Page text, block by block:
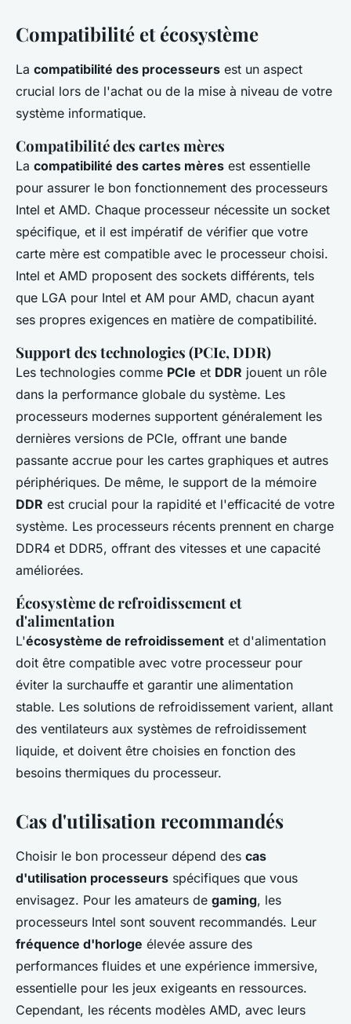
Compatibilité et écosystème
La compatibilité des processeurs est un aspect
crucial lors de l'achat ou de la mise à niveau de votre
système informatique.
Compatibilité des cartes mères
La compatibilité des cartes mères est essentielle
pour assurer le bon fonctionnement des processeurs
Intel et AMD. Chaque processeur nécessite un socket
spécifique, et il est impératif de vérifier que votre
carte mère est compatible avec le processeur choisi.
Intel et AMD proposent des sockets différents, tels
que LGA pour Intel et AM pour AMD, chacun ayant
ses propres exigences en matière de compatibilité.
Support des technologies (PCIe, DDR)
Les technologies comme PCIe et DDR jouent un rôle
dans la performance globale du système. Les
processeurs modernes supportent généralement les
dernières versions de PCIe, offrant une bande
passante accrue pour les cartes graphiques et autres
périphériques. De même, le support de la mémoire
DDR est crucial pour la rapidité et l'efficacité de votre
système. Les processeurs récents prennent en charge
DDR4 et DDR5, offrant des vitesses et une capacité
améliorées.
Écosystème de refroidissement et
d'alimentation
L'écosystème de refroidissement et d'alimentation
doit être compatible avec votre processeur pour
éviter la surchauffe et garantir une alimentation
stable. Les solutions de refroidissement varient, allant
des ventilateurs aux systèmes de refroidissement
liquide, et doivent être choisies en fonction des
besoins thermiques du processeur.
Cas d'utilisation recommandés
Choisir le bon processeur dépend des cas
d'utilisation processeurs spécifiques que vous
envisagez. Pour les amateurs de gaming, les
processeurs Intel sont souvent recommandés. Leur
fréquence d'horloge élevée assure des
performances fluides et une expérience immersive,
essentielle pour les jeux exigeants en ressources.
Cependant, les récents modèles AMD, avec leurs